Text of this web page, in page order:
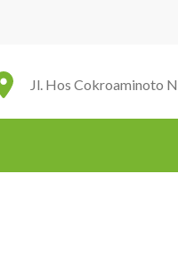
Jl. Hos Cokroaminoto